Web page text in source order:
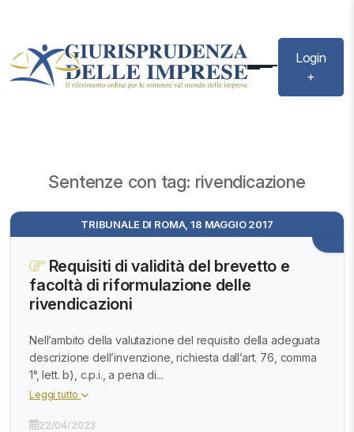
Login
+
Sentenze con tag: rivendicazione
TRIBUNALE DI ROMA, 18 MAGGIO 2017
Requisiti di validità del brevetto e
facoltà di riformulazione delle
rivendicazioni
Nell’ambito della valutazione del requisito della adeguata
descrizione dell’invenzione, richiesta dall’art. 76, comma
1°, lett. b), c.p.i., a pena di...
Leggi tutto
22/04/2023